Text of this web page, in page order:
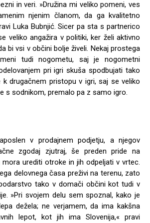
in veri. »Družina mi veliko pomeni, ves
njenim članom, da ga kvalitetno
Luka Bubnjić. Sicer pa sta s partnerico
veliko angažira v politiki, ker želi aktivno
bi vsi v občini bolje živeli. Nekaj prostega
tudi nogometu, saj je nogometni
pri igri skuša spodbujati tako
drugačnem pristopu v igri, saj se veliko
s sodnikom, premalo pa z samo igro.
v prodajnem podjetju, a njegov
zgodaj zjutraj, še preden pride na
urediti otroke in jih odpeljati v vrtec.
delovnega časa preživi na terenu, zato
tako v domači občini kot tudi v
»Pri svojem delu sem spoznal, kako je
dežela; ne verjamem, da ima kakšna
lepot, kot jih ima Slovenija,« pravi